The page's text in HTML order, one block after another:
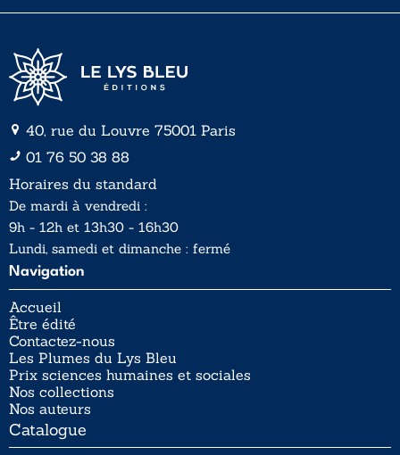
40, rue du Louvre 75001 Paris
01 76 50 38 88
Horaires du standard
De mardi à vendredi :
9h - 12h et 13h30 - 16h30
Lundi, samedi et dimanche : fermé
Navigation
Accueil
Être édité
Contactez-nous
Les Plumes du Lys Bleu
Prix sciences humaines et sociales
Nos collections
Nos auteurs
Catalogue